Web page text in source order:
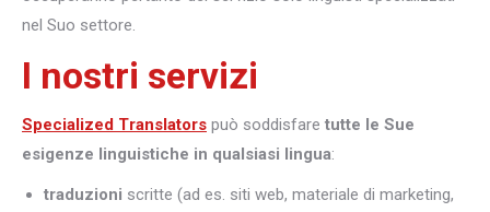
nel Suo settore.
I nostri servizi
Specialized Translators può soddisfare tutte le Sue
esigenze linguistiche in qualsiasi lingua:
traduzioni scritte (ad es. siti web, materiale di marketing,